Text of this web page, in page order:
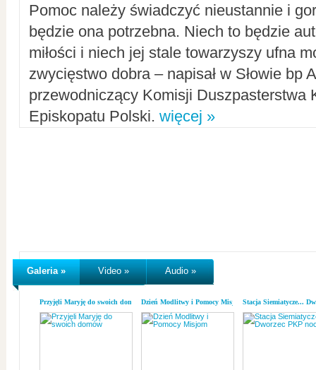
Pomoc należy świadczyć nieustannie i
będzie ona potrzebna. Niech to będzie
miłości i niech jej stale towarzyszy ufna
zwycięstwo dobra – napisał w Słowie bp
przewodniczący Komisji Duszpasterstwa
Episkopatu Polski. więcej »
Galeria » Video » Audio »
Przyjęli Maryję do swoich domówDzień Modlitwy i Pomocy MisjomStacja Siemiatycze...